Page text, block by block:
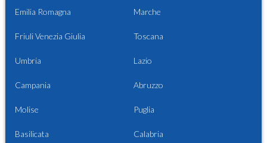
Emilia Romagna Marche
Friuli Venezia Giulia Toscana
Umbria Lazio
Campania Abruzzo
Molise Puglia
Basilicata Calabria